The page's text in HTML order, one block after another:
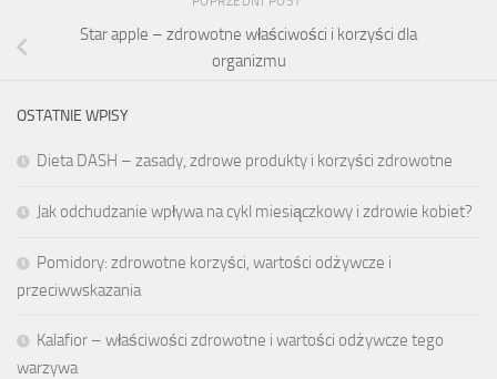
Star apple – zdrowotne właściwości i korzyści dla
organizmu
OSTATNIE WPISY
Dieta DASH – zasady, zdrowe produkty i korzyści zdrowotne
Jak odchudzanie wpływa na cykl miesiączkowy i zdrowie kobiet?
Pomidory: zdrowotne korzyści, wartości odżywcze i
przeciwwskazania
Kalafior – właściwości zdrowotne i wartości odżywcze tego
warzywa